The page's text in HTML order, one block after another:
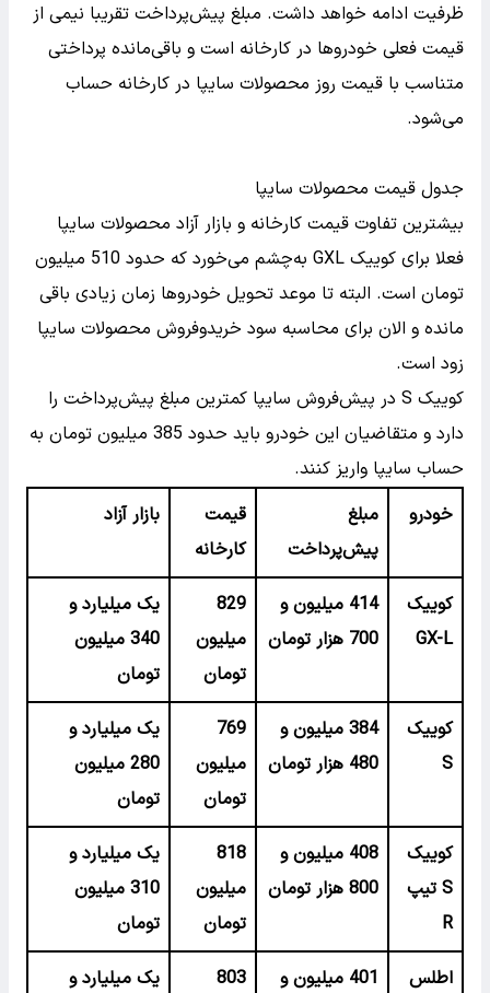
ظرفیت ادامه خواهد داشت. مبلغ پیش‌پرداخت تقریبا نیمی از
قیمت فعلی خودروها در کارخانه است و باقی‌مانده پرداختی
متناسب با قیمت روز محصولات سایپا در کارخانه حساب
می‌شود.
جدول قیمت محصولات سایپا
بیشترین تفاوت قیمت کارخانه و بازار آزاد محصولات سایپا
فعلا برای کوییک GXL به‌چشم می‌خورد که حدود 510 میلیون
تومان است. البته تا موعد تحویل خودرو‌ها زمان زیادی باقی
مانده و الان برای محاسبه سود خریدوفروش محصولات سایپا
زود است.
کوییک S در پیش‌فروش سایپا کمترین مبلغ پیش‌پرداخت را
دارد و متقاضیان این خودرو باید حدود 385 میلیون تومان به
حساب سایپا واریز کنند.
خودرو
مبلغ
پیش‌پرداخت
قیمت
کارخانه
بازار آزاد
کوییک
GX-L
414 میلیون و
700 هزار تومان
829
میلیون
تومان
یک میلیارد و
340 میلیون
تومان
کوییک
S
384 میلیون و
480 هزار تومان
769
میلیون
تومان
یک میلیارد و
280 میلیون
تومان
کوییک
S تیپ
R
408 میلیون و
800 هزار تومان
818
میلیون
تومان
یک میلیارد و
310 میلیون
تومان
اطلس
401 میلیون و
803
یک میلیارد و